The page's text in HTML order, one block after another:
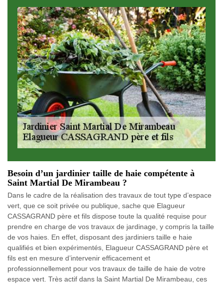
Besoin d’un jardinier taille de haie compétente à
Saint Martial De Mirambeau ?
Dans le cadre de la réalisation des travaux de tout type d’espace
vert, que ce soit privée ou publique, sache que Elagueur
CASSAGRAND père et fils dispose toute la qualité requise pour
prendre en charge de vos travaux de jardinage, y compris la taille
de vos haies. En effet, disposant des jardiniers taille e haie
qualifiés et bien expérimentés, Elagueur CASSAGRAND père et
fils est en mesure d’intervenir efficacement et
professionnellement pour vos travaux de taille de haie de votre
espace vert. Très actif dans la Saint Martial De Mirambeau, ces